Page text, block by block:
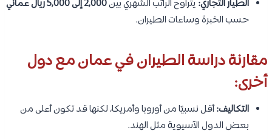
الطيار التجاري: يتراوح الراتب الشهري بين2,000 إلى 5,000 ريال عماني
حسب الخبرة وساعات الطيران.
مقارنة دراسة الطيران في عمان مع دول
أخرى:
التكاليف:أقل نسبيًا من أوروبا وأمريكا، لكنها قد تكون أعلى من
بعض الدول الآسيوية مثل الهند.